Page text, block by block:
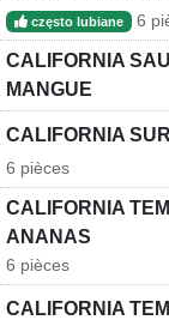
często lubiane 6
CALIFORNIA
MANGUE
CALIFORNIA
6 pièces
CALIFORNIA
ANANAS
6 pièces
CALIFORNIA